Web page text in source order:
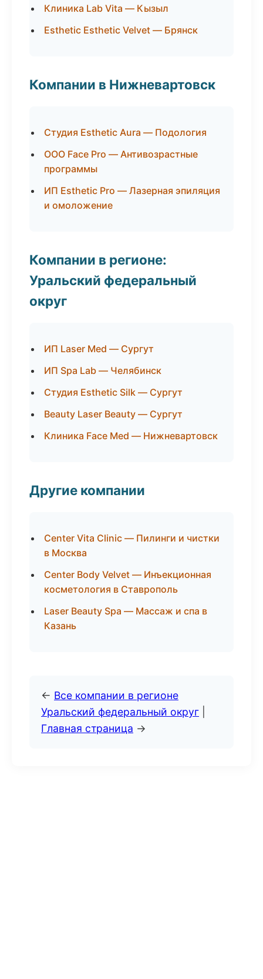
Клиника Lab Vita — Кызыл
Esthetic Esthetic Velvet — Брянск
Компании в Нижневартовск
Студия Esthetic Aura — Подология
ООО Face Pro — Антивозрастные
программы
ИП Esthetic Pro — Лазерная эпиляция
и омоложение
Компании в регионе:
Уральский федеральный
округ
ИП Laser Med — Сургут
ИП Spa Lab — Челябинск
Студия Esthetic Silk — Сургут
Beauty Laser Beauty — Сургут
Клиника Face Med — Нижневартовск
Другие компании
Center Vita Clinic — Пилинги и чистки
в Москва
Center Body Velvet — Инъекционная
косметология в Ставрополь
Laser Beauty Spa — Массаж и спа в
Казань
← Все компании в регионе
Уральский федеральный округ
Главная страница →